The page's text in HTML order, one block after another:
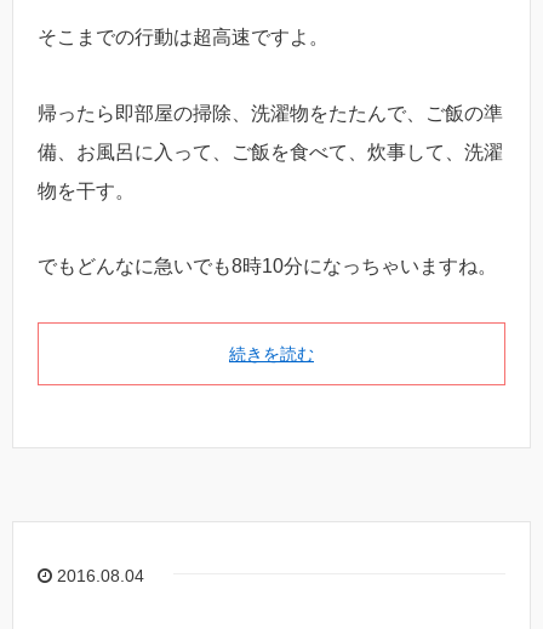
そこまでの行動は超高速ですよ。
帰ったら即部屋の掃除、洗濯物をたたんで、ご飯の準
備、お風呂に入って、ご飯を食べて、炊事して、洗濯
物を干す。
でもどんなに急いでも8時10分になっちゃいますね。
続きを読む
2016.08.04